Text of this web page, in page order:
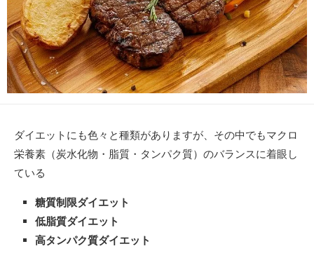
ダイエットにも色々と種類がありますが、その中でもマクロ
栄養素（炭水化物・脂質・タンパク質）のバランスに着眼し
ている
糖質制限ダイエット
低脂質ダイエット
高タンパク質ダイエット